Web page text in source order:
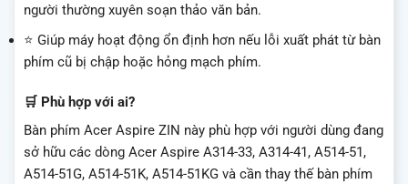
người thường xuyên soạn thảo văn bản.
⭐ Giúp máy hoạt động ổn định hơn nếu lỗi xuất phát từ bàn
phím cũ bị chập hoặc hỏng mạch phím.
🛒 Phù hợp với ai?
Bàn phím Acer Aspire ZIN này phù hợp với người dùng đang
sở hữu các dòng Acer Aspire A314-33, A314-41, A514-51,
A514-51G, A514-51K, A514-51KG và cần thay thế bàn phím